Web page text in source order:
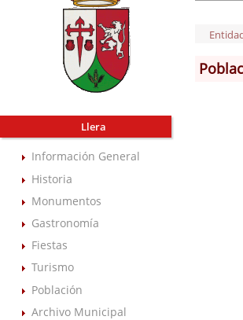
Llera
Información General
Historia
Monumentos
Gastronomía
Fiestas
Turismo
Población
Archivo Municipal